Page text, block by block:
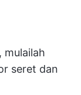
mulailah
seret dan